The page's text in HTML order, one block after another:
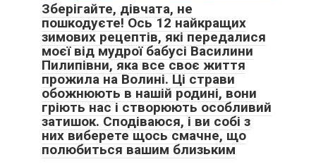
На вулиці тепло і сонячно, і всі друзі з нетерпінням
чекають, коли ж вони зможуть вибратися на шашлики за
місто. Як коли? На наше свято!
У справах щодо організації урочистостей ми завжди
беремо ініціативу на себе і плануємо всі свої свята
заздалегідь.
Зберігайте, дівчата, не
пошкодуєте! Ось 12 найкращих
зимових рецептів, які передалися
моєї від мудрої бабусі Василини
Пилипівни, яка все своє життя
прожила на Волині. Ці страви
обожнюють в нашій родині, вони
гріють нас і створюють особливий
затишок. Сподіваюся, і ви собі з
них виберете щось смачне, що
полюбиться вашим близьким